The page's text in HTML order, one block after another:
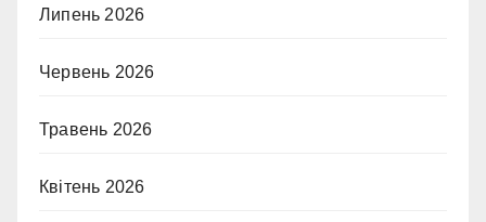
Липень 2026
Червень 2026
Травень 2026
Квітень 2026